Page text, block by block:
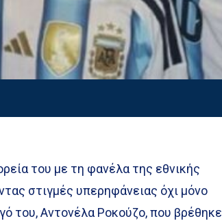
του με τη φανέλα της εθνικής
στιγμές υπερηφάνειας όχι μόνο
του, Αντονέλα Ροκούζο, που βρέθηκε